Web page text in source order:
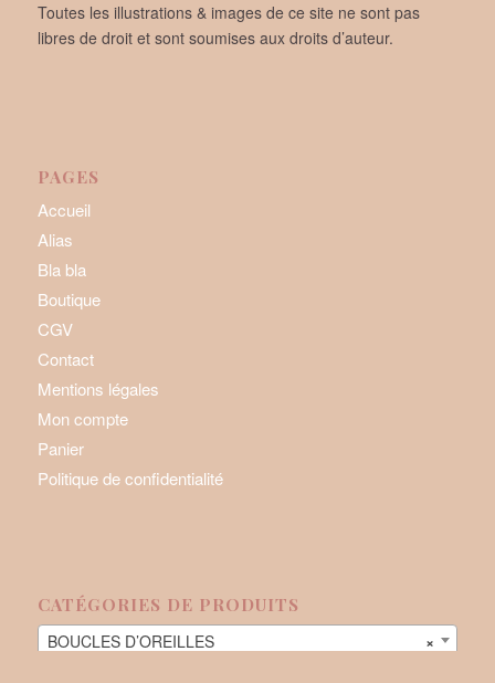
Toutes les illustrations & images de ce site ne sont pas
libres de droit et sont soumises aux droits d’auteur.
PAGES
Accueil
Alias
Bla bla
Boutique
CGV
Contact
Mentions légales
Mon compte
Panier
Politique de confidentialité
CATÉGORIES DE PRODUITS
×
BOUCLES D’OREILLES